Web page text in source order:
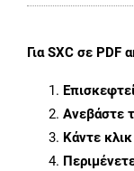
ΓιαSXC σε PDF
Ανεβάστε
Κάντε